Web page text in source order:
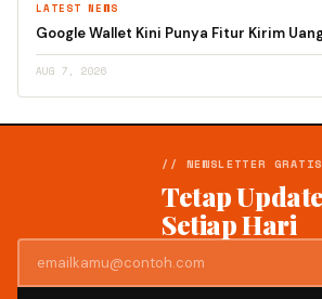
LATEST NEWS
Google Wallet Kini Punya Fitur Kirim
AUG 7, 2026
// NEWSLETTER GRATIS
Tetap Update
Setiap Hari